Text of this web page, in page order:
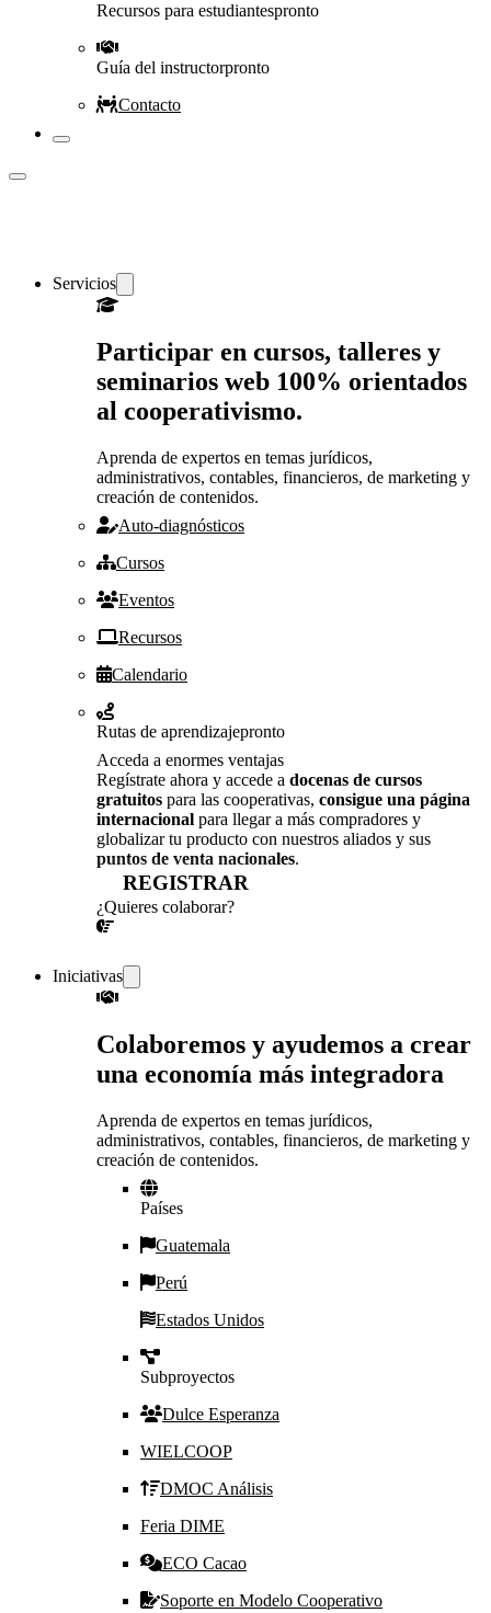
Recursos para estudiantespronto
Guía del instructorpronto
Contacto
Servicios
Participar en cursos, talleres y
seminarios web 100% orientados
al cooperativismo.
Aprenda de expertos en temas jurídicos,
administrativos, contables, financieros, de marketing y
creación de contenidos.
Auto-diagnósticos
Cursos
Eventos
Recursos
Calendario
Rutas de aprendizajepronto
Acceda a enormes ventajas
Regístrate ahora y accede a docenas de cursos
gratuitos para las cooperativas, consigue una página
internacional para llegar a más compradores y
globalizar tu producto con nuestros aliados y sus
puntos de venta nacionales.
REGISTRAR
¿Quieres colaborar?
Iniciativas
Colaboremos y ayudemos a crear
una economía más integradora
Aprenda de expertos en temas jurídicos,
administrativos, contables, financieros, de marketing y
creación de contenidos.
Países
Guatemala
Perú
Estados Unidos
Subproyectos
Dulce Esperanza
WIELCOOP
DMOC Análisis
Feria DIME
ECO Cacao
Soporte en Modelo Cooperativo